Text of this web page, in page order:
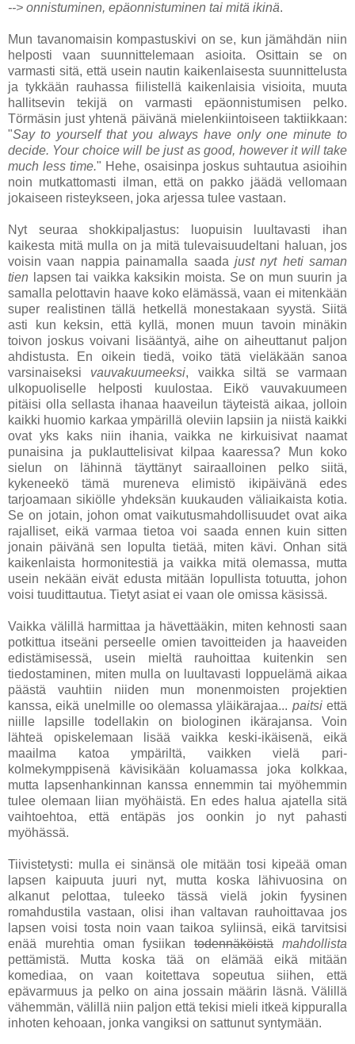
--> onnistuminen, epäonnistuminen tai mitä ikinä.
Mun tavanomaisin kompastuskivi on se, kun jämähdän niin
helposti vaan suunnittelemaan asioita. Osittain se on
varmasti sitä, että usein nautin kaikenlaisesta suunnittelusta
ja tykkään rauhassa fiilistellä kaikenlaisia visioita, muuta
hallitsevin tekijä on varmasti epäonnistumisen pelko.
Törmäsin just yhtenä päivänä mielenkiintoiseen taktiikkaan:
"Say to yourself that you always have only one minute to
decide. Your choice will be just as good, however it will take
much less time." Hehe, osaisinpa joskus suhtautua asioihin
noin mutkattomasti ilman, että on pakko jäädä vellomaan
jokaiseen risteykseen, joka arjessa tulee vastaan.
Nyt seuraa shokkipaljastus: luopuisin luultavasti ihan
kaikesta mitä mulla on ja mitä tulevaisuudeltani haluan, jos
voisin vaan nappia painamalla saada just nyt heti saman
tien lapsen tai vaikka kaksikin moista. Se on mun suurin ja
samalla pelottavin haave koko elämässä, vaan ei mitenkään
super realistinen tällä hetkellä monestakaan syystä. Siitä
asti kun keksin, että kyllä, monen muun tavoin minäkin
toivon joskus voivani lisääntyä, aihe on aiheuttanut paljon
ahdistusta. En oikein tiedä, voiko tätä vieläkään sanoa
varsinaiseksi vauvakuumeeksi, vaikka siltä se varmaan
ulkopuoliselle helposti kuulostaa. Eikö vauvakuumeen
pitäisi olla sellasta ihanaa haaveilun täyteistä aikaa, jolloin
kaikki huomio karkaa ympärillä oleviin lapsiin ja niistä kaikki
ovat yks kaks niin ihania, vaikka ne kirkuisivat naamat
punaisina ja puklauttelisivat kilpaa kaaressa? Mun koko
sielun on lähinnä täyttänyt sairaalloinen pelko siitä,
kykeneekö tämä mureneva elimistö ikipäivänä edes
tarjoamaan sikiölle yhdeksän kuukauden väliaikaista kotia.
Se on jotain, johon omat vaikutusmahdollisuudet ovat aika
rajalliset, eikä varmaa tietoa voi saada ennen kuin sitten
jonain päivänä sen lopulta tietää, miten kävi. Onhan sitä
kaikenlaista hormonitestiä ja vaikka mitä olemassa, mutta
usein nekään eivät edusta mitään lopullista totuutta, johon
voisi tuudittautua. Tietyt asiat ei vaan ole omissa käsissä.
Vaikka välillä harmittaa ja hävettääkin, miten kehnosti saan
potkittua itseäni perseelle omien tavoitteiden ja haaveiden
edistämisessä, usein mieltä rauhoittaa kuitenkin sen
tiedostaminen, miten mulla on luultavasti loppuelämä aikaa
päästä vauhtiin niiden mun monenmoisten projektien
kanssa, eikä unelmille oo olemassa yläikärajaa... paitsiettä
niille lapsille todellakin on biologinen ikärajansa. Voin
lähteä opiskelemaan lisää vaikka keski-ikäisenä, eikä
maailma katoa ympäriltä, vaikken vielä pari-
kolmekymppisenä kävisikään koluamassa joka kolkkaa,
mutta lapsenhankinnan kanssa ennemmin tai myöhemmin
tulee olemaan liian myöhäistä. En edes halua ajatella sitä
vaihtoehtoa, että entäpäs jos oonkin jo nyt pahasti
myöhässä.
Tiivistetysti: mulla ei sinänsä ole mitään tosi kipeää oman
lapsen kaipuuta juuri nyt, mutta koska lähivuosina on
alkanut pelottaa, tuleeko tässä vielä jokin fyysinen
romahdustila vastaan, olisi ihan valtavan rauhoittavaa jos
lapsen voisi tosta noin vaan taikoa syliinsä, eikä tarvitsisi
enää murehtia oman fysiikantodennäköistä
mahdollista
pettämistä. Mutta koska tää on elämää eikä mitään
komediaa, on vaan koitettava sopeutua siihen, että
epävarmuus ja pelko on aina jossain määrin läsnä. Välillä
vähemmän, välillä niin paljon että tekisi mieli itkeä kippuralla
inhoten kehoaan, jonka vangiksi on sattunut syntymään.